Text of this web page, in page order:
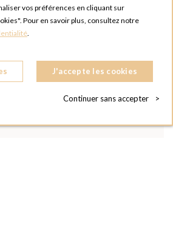
vos préférences en cliquant sur
Pour en savoir plus, consultez notre
.
J'accepte les cookies
Continuer sans accepter >